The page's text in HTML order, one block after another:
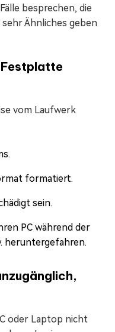
besprechen, die
sehr Ähnliches geben
vom Laufwerk
formatiert.
sein.
PC während der
heruntergefahren.
oder Laptop nicht